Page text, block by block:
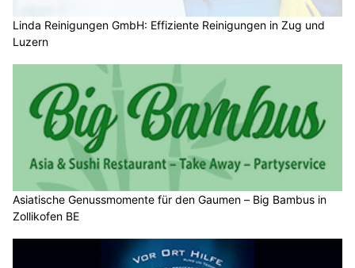
Linda Reinigungen GmbH: Effiziente Reinigungen in Zug und
Luzern
Asiatische Genussmomente für den Gaumen – Big Bambus in
Zollikofen BE